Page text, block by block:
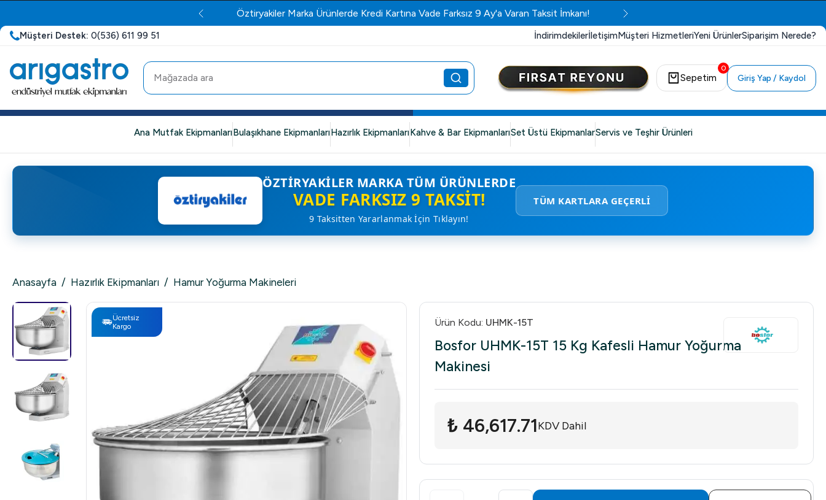
Öztiryakiler Marka Ürünlerde Kredi Kartına Vade Farksız 9 Ay'a Varan Taksit İmkanı!
Müşteri Destek: 0(536) 611 99 51 İndirimdekilerİletişimMüşteri HizmetleriYeni ÜrünlerSiparişim Nerede?
0
Sepetim Giriş Yap / Kaydol
Ana Mutfak EkipmanlarıBulaşıkhane EkipmanlarıHazırlık EkipmanlarıKahve & Bar EkipmanlarıSet Üstü EkipmanlarServis ve Teşhir Ürünleri
ÖZTIRYAKILER MARKA TÜM ÜRÜNLERDE
VADE FARKSIZ 9 TAKSIT!
9 Taksitten Yararlanmak İçin Tıklayın!
TÜM KARTLARA GEÇERLİ
Anasayfa / Hazırlık Ekipmanları / Hamur Yoğurma Makineleri
Ücretsiz
Kargo
Ürün Kodu: UHMK-15T
Bosfor UHMK-15T 15 Kg Kafesli Hamur Yoğurma
Makinesi
₺ 46,617.71KDV Dahil